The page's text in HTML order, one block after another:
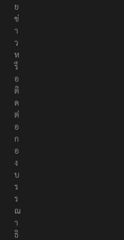
ย
ข่
า
ว
ห
รื
อ
ติ
ด
ต่
อ
ก
อ
ง
บ
ร
ร
ณ
า
ธิ